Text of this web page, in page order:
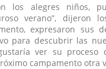
los alegres niños,
verano”, dijeron
expresaron sus
para descubrir las
ver su proceso
campamento otra